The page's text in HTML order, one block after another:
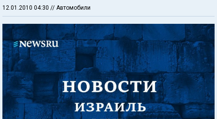
12.01.2010 04:30 // Автомобили